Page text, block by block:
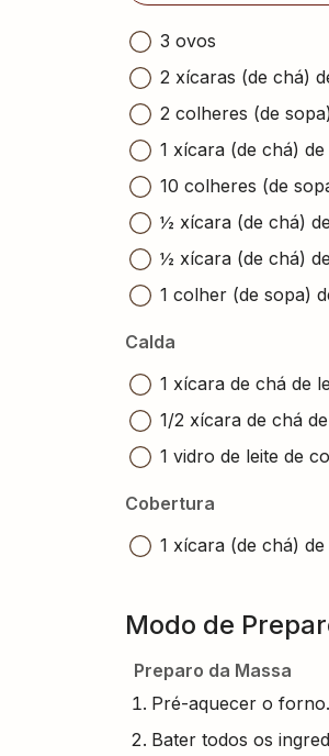
3 ovos
2 xícaras (de chá)
2 colheres (de
1 xícara (de chá) de
10 colheres (de
½ xícara (de chá)
½ xícara (de chá)
1 colher (de sopa)
Calda
1 xícara de chá de
1/2 xícara de chá
1 vidro de leite de
Cobertura
1 xícara (de chá)
Modo de
Preparo da Massa
Pré-aquecer o forno.
Bater todos os